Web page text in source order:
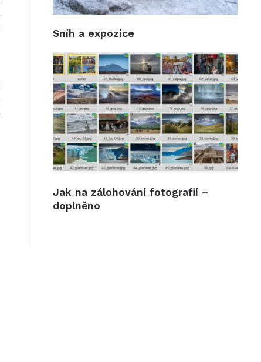
Sníh a expozice
Jak na zálohování fotografií –
doplněno